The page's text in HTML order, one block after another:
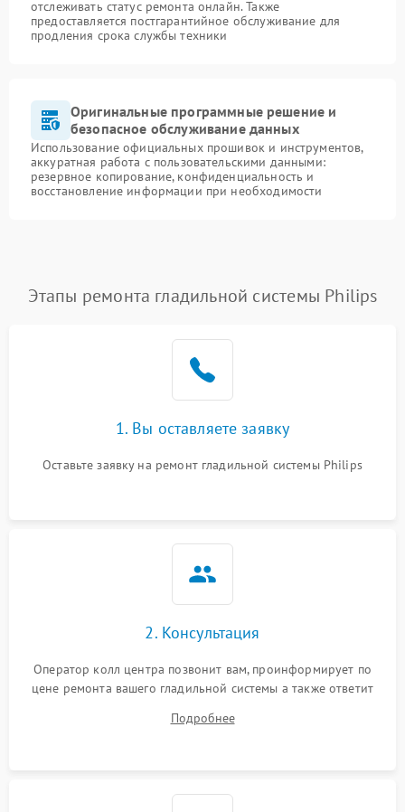
отслеживать статус ремонта онлайн. Также
предоставляется постгарантийное обслуживание для
продления срока службы техники
Оригинальные программные решение и
безопасное обслуживание данных
Использование официальных прошивок и инструментов,
аккуратная работа с пользовательскими данными:
резервное копирование, конфиденциальность и
восстановление информации при необходимости
Этапы ремонта гладильной системы Philips
1. Вы оставляете заявку
Оставьте заявку на ремонт гладильной системы Philips
2. Консультация
Оператор колл центра позвонит вам, проинформирует по
цене ремонта вашего гладильной системы а также ответит
Подробнее